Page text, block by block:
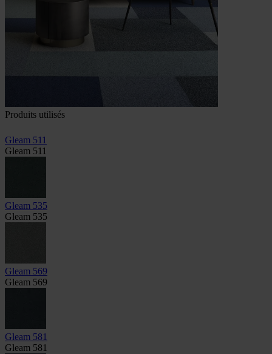
Produits utilisés
Gleam 511
Gleam 511
Gleam 535
Gleam 535
Gleam 569
Gleam 569
Gleam 581
Gleam 581